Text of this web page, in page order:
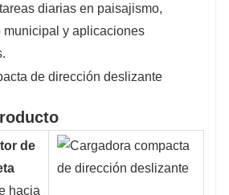
diarias en paisajismo,
municipal y aplicaciones
de
hacia